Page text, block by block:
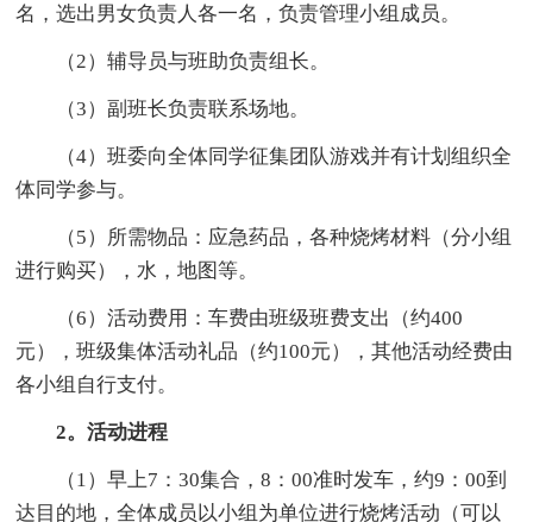
名，选出男女负责人各一名，负责管理小组成员。
（2）辅导员与班助负责组长。
（3）副班长负责联系场地。
（4）班委向全体同学征集团队游戏并有计划组织全
体同学参与。
（5）所需物品：应急药品，各种烧烤材料（分小组
进行购买），水，地图等。
（6）活动费用：车费由班级班费支出（约400
元），班级集体活动礼品（约100元），其他活动经费由
各小组自行支付。
2。活动进程
（1）早上7：30集合，8：00准时发车，约9：00到
达目的地，全体成员以小组为单位进行烧烤活动（可以